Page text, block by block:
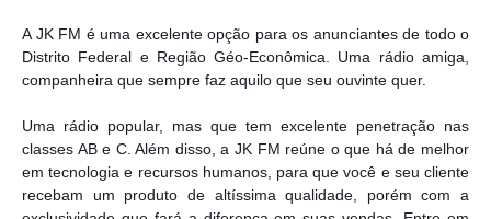
A JK FM é uma excelente opção para os anunciantes de todo o
Distrito Federal e Região Géo-Econômica. Uma rádio amiga,
companheira que sempre faz aquilo que seu ouvinte quer.
Uma rádio popular, mas que tem excelente penetração nas
classes AB e C. Além disso, a JK FM reúne o que há de melhor
em tecnologia e recursos humanos, para que você e seu cliente
recebam um produto de altíssima qualidade, porém com a